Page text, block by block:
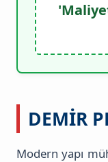
DEMIR
Modern yapı